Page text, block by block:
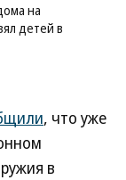
на
детей в
, что уже
в